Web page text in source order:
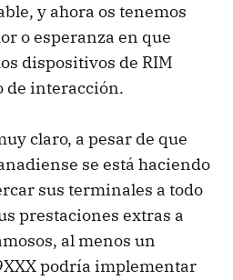
y ahora os tenemos
o esperanza en que
dispositivos de RIM
de interacción.
claro, a pesar de que
se está haciendo
sus terminales a todo
prestaciones extras a
al menos un
podría implementar